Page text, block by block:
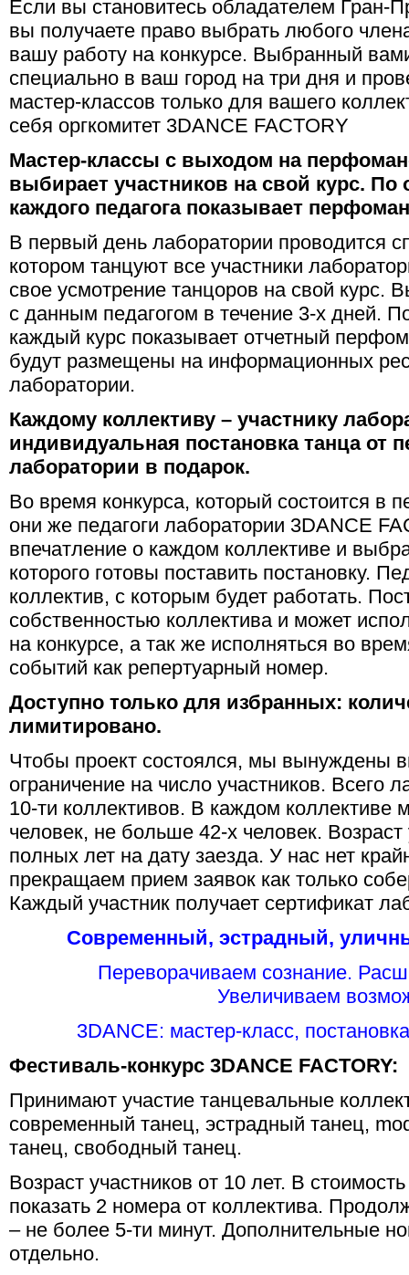
Если вы становитесь обладателем Гран-
вы получаете право выбрать любого
вашу работу на конкурсе. Выбранный
специально в ваш город на три дня и
мастер-классов только для вашего
себя оргкомитет 3DANCE FACTORY
Мастер-классы с выходом на
выбирает участников на свой курс. По
каждого педагога показывает
В первый день лаборатории проводится
котором танцуют все участники
свое усмотрение танцоров на свой курс.
с данным педагогом в течение 3-х дней.
каждый курс показывает отчетный
будут размещены на информационных
лаборатории.
Каждому коллективу – участнику
индивидуальная постановка танца от
лаборатории в подарок.
Во время конкурса, который состоится
они же педагоги лаборатории 3DANCE
впечатление о каждом коллективе и
которого готовы поставить постановку.
коллектив, с которым будет работать.
собственностью коллектива и может
на конкурсе, а так же исполняться во
событий как репертуарный номер.
Доступно только для избранных:
лимитировано.
Чтобы проект состоялся, мы вынуждены
ограничение на число участников. Всего
10-ти коллективов. В каждом
человек, не больше 42-х человек. Возраст
полных лет на дату заезда. У нас нет
прекращаем прием заявок как только
Каждый участник получает сертификат
Современный, эстрадный,
Переворачиваем сознание.
Увеличиваем
3DANCE: мастер-класс,
Фестиваль-конкурс 3DANCE FACTORY:
Принимают участие танцевальные
современный танец, эстрадный танец,
танец, свободный танец.
Возраст участников от 10 лет. В
показать 2 номера от коллектива.
– не более 5-ти минут. Дополнительные
отдельно.